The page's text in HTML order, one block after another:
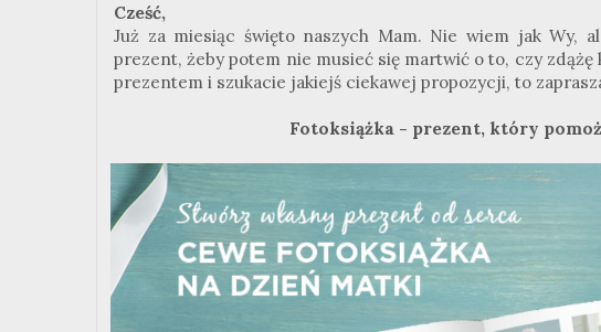
Cześć,
Już za miesiąc święto naszych Mam. Nie wiem jak Wy,
prezent, żeby potem nie musieć się martwić o to, czy zdążę
prezentem i szukacie jakiejś ciekawej propozycji, to
Fotoksiążka - prezent, który